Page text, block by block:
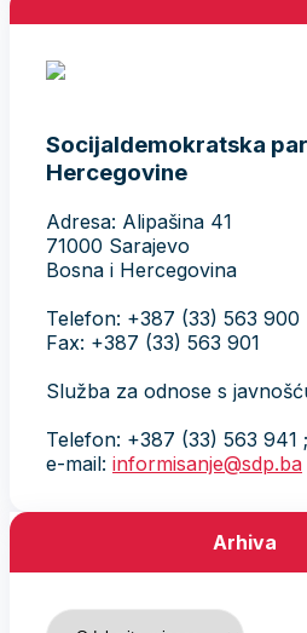
Socijaldemokratska
Hercegovine
Adresa: Alipašina 41
71000 Sarajevo
Bosna i Hercegovina
Telefon: +387 (33) 563 900
Fax: +387 (33) 563 901
Služba za odnose s
Telefon: +387 (33) 563 941
e-mail: informisanje@sdp.ba
Arhiva
Arhiva